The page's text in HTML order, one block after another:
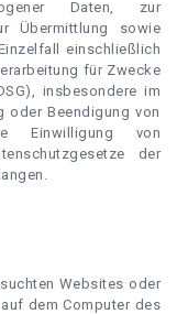
Daten, zur
Übermittlung sowie
einschließlich
für Zwecke
insbesondere im
oder Beendigung von
Einwilligung von
der
Websites oder
dem Computer des